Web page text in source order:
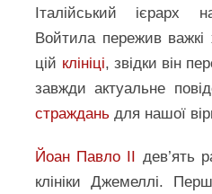
Італійський ієрарх
Войтила пережив
цій клініці, звідки він
завжди актуальне
страждань для нашої
Йоан Павло II дев’ять
клініки Джемеллі.